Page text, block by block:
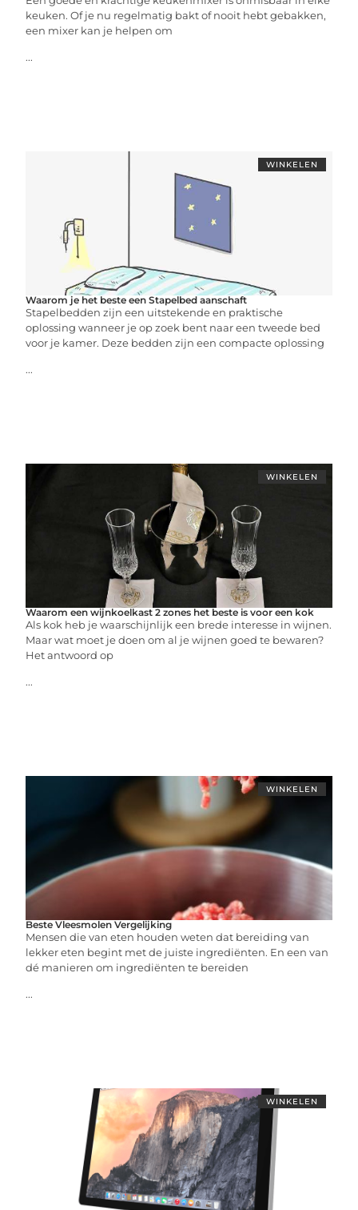
keuken. Of je nu regelmatig bakt of nooit hebt gebakken,
een mixer kan je helpen om
...
WINKELEN
Waarom je het beste een Stapelbed aanschaft
Stapelbedden zijn een uitstekende en praktische
oplossing wanneer je op zoek bent naar een tweede bed
voor je kamer. Deze bedden zijn een compacte oplossing
...
WINKELEN
Waarom een wijnkoelkast 2 zones het beste is voor een kok
Als kok heb je waarschijnlijk een brede interesse in wijnen.
Maar wat moet je doen om al je wijnen goed te bewaren?
Het antwoord op
...
WINKELEN
Beste Vleesmolen Vergelijking
Mensen die van eten houden weten dat bereiding van
lekker eten begint met de juiste ingrediënten. En een van
dé manieren om ingrediënten te bereiden
...
WINKELEN